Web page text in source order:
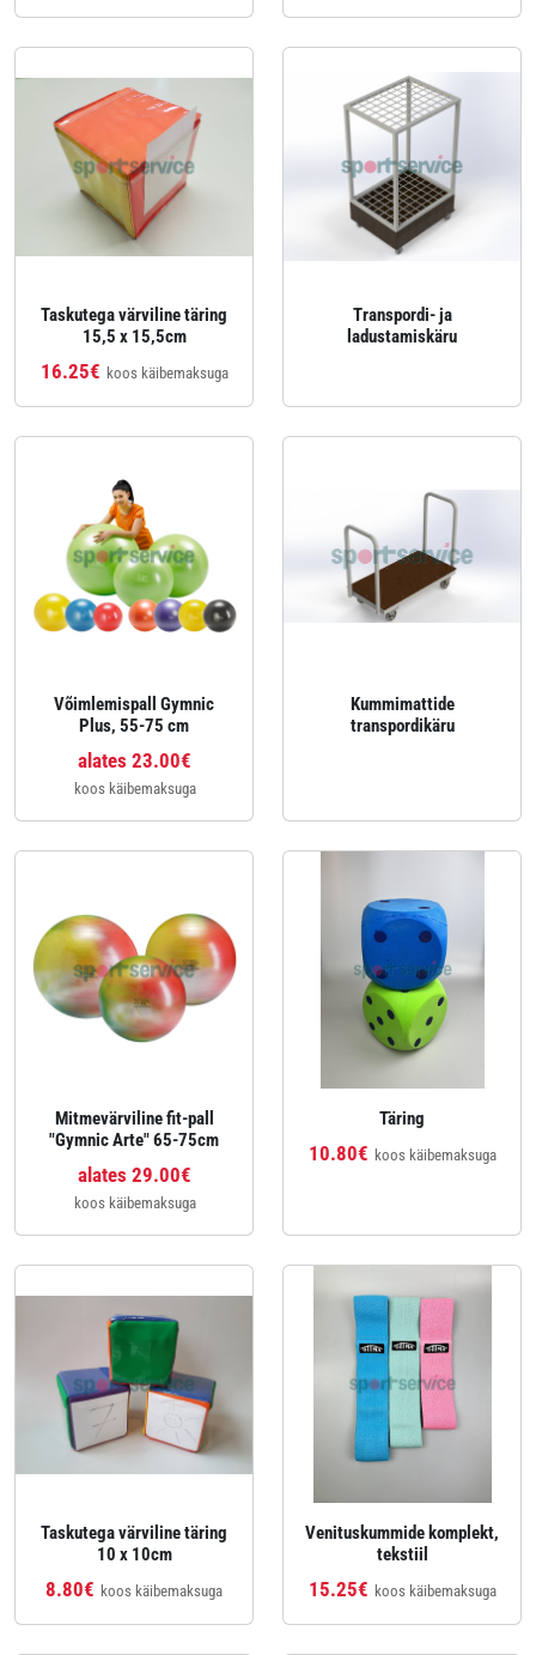
Taskutega värviline täring
15,5 x 15,5cm
16.25€ koos käibemaksuga
Transpordi- ja
ladustamiskäru
Võimlemispall Gymnic
Plus, 55-75 cm
alates 23.00€
koos käibemaksuga
Kummimattide
transpordikäru
Mitmevärviline fit-pall
"Gymnic Arte" 65-75cm
alates 29.00€
koos käibemaksuga
Täring
10.80€ koos käibemaksuga
Taskutega värviline täring
10 x 10cm
8.80€ koos käibemaksuga
Venituskummide komplekt,
tekstiil
15.25€ koos käibemaksuga